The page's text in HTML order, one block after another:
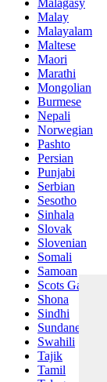
Malagasy
Malay
Malayalam
Maltese
Maori
Marathi
Mongolian
Burmese
Nepali
Norwegian
Pashto
Persian
Punjabi
Serbian
Sesotho
Sinhala
Slovak
Slovenian
Somali
Samoan
Scots Gaelic
Shona
Sindhi
Sundanese
Swahili
Tajik
Tamil